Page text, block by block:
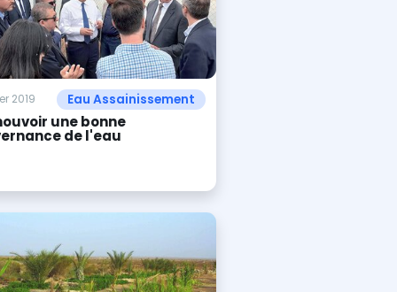
2019 Eau Assainissement
une bonne
de l'eau